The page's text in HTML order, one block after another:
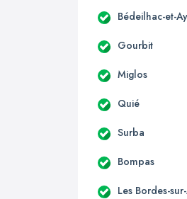
Bédeilhac-et-
Gourbit
Miglos
Quié
Surba
Bompas
Les Bordes-